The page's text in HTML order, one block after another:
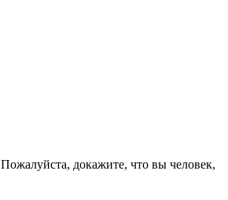
Пожалуйста, докажите, что вы человек,